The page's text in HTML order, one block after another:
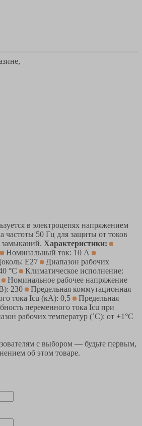
в электроцепях напряжением
частоты 50 Гц для защиты от токов
замыканий. Характеристики:
Номинальный ток: 10 А
Е27
Диапазон рабочих
°С
Климатическое исполнение:
Номинальное рабочее напряжение
230
Предельная коммутационная
тока Icu (кА): 0,5
Предельная
переменного тока Icu при
рабочих температур (˚С): от +1°С
с выбором — будьте первым,
об этом товаре.